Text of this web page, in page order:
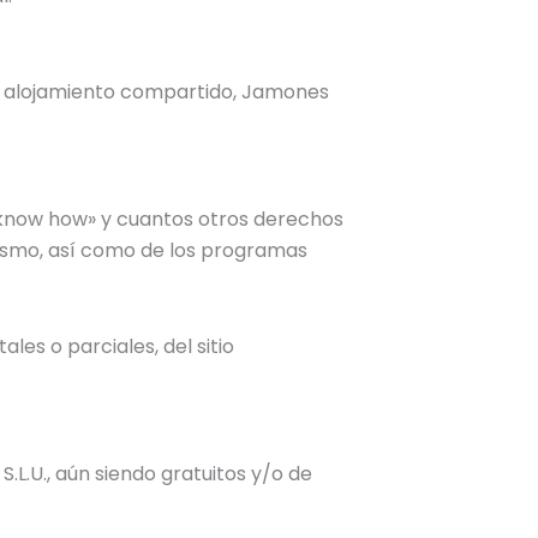
compartido, Jamones
how» y cuantos otros derechos
así como de los programas
o parciales, del sitio
aún siendo gratuitos y/o de